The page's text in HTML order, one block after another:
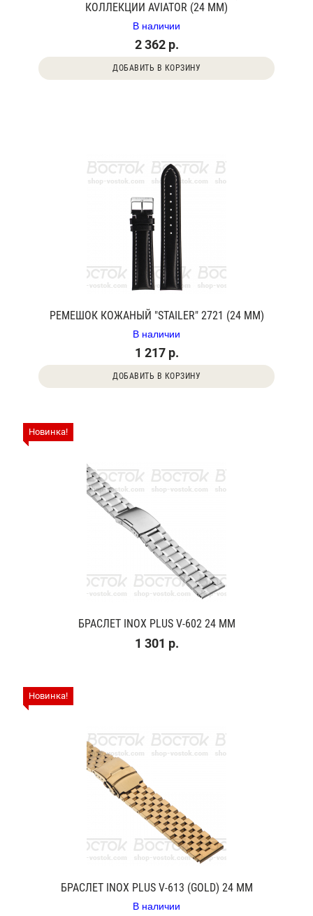
КОЛЛЕКЦИИ AVIATOR (24 ММ)
В наличии
2 362 р.
ДОБАВИТЬ В КОРЗИНУ
РЕМЕШОК КОЖАНЫЙ "STAILER" 2721 (24 ММ)
В наличии
1 217 р.
ДОБАВИТЬ В КОРЗИНУ
Новинка!
БРАСЛЕТ INOX PLUS V-602 24 ММ
1 301 р.
Новинка!
БРАСЛЕТ INOX PLUS V-613 (GOLD) 24 ММ
В наличии